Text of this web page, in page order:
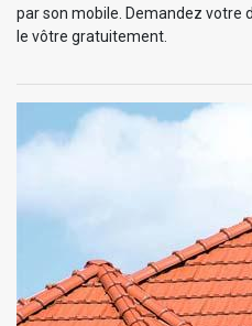
par son mobile. Demandez votre
le vôtre gratuitement.